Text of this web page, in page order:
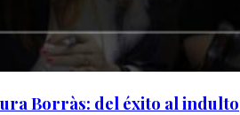
Borràs: del éxito al indulto